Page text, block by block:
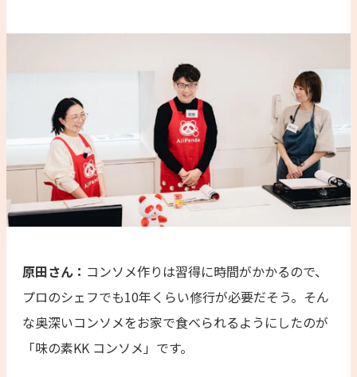
原田さん： コンソメ作りは習得に時間がかかるので、
プロのシェフでも10年くらい修行が必要だそう。そん
な奥深いコンソメをお家で食べられるようにしたのが
「味の素KK コンソメ」です。